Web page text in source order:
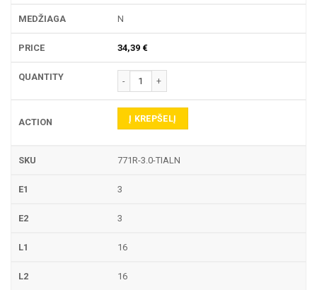
N
34,39 €
produkto kiekis: 771R TEKINIMO PLOKŠTELĖ
Į KREPŠELĮ
771R-3.0-TIALN
3
3
16
16